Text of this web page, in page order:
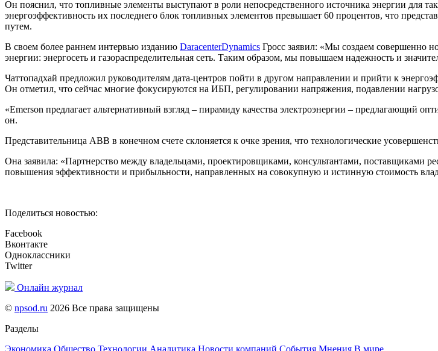
Он пояснил, что топливные элементы выступают в роли непосредственного источника энергии для
энергоэффективность их последнего блок топливных элементов превышает 60 процентов, что
путем.
В своем более раннем интервью изданию DaracenterDynamics Гросс заявил: «Мы создаем совершенно
энергии: энергосеть и газораспределительная сеть. Таким образом, мы повышаем надежность и
Чаттопадхай предложил руководителям дата-центров пойти в другом направлении и прийти к
Он отметил, что сейчас многие фокусируются на ИБП, регулировании напряжения, подавлении
«Emerson предлагает альтернативный взгляд – пирамиду качества электроэнергии – предлагающий
он.
Представительница ABB в конечном счете склоняется к очке зрения, что технологические
Она заявила: «Партнерство между владельцами, проектировщиками, консультантами, поставщиками
повышения эффективности и прибыльности, направленных на совокупную и истинную стоимость
Поделиться новостью:
Facebook
Вконтакте
Одноклассники
Twitter
Онлайн журнал
© npsod.ru 2026 Все права защищены
Разделы